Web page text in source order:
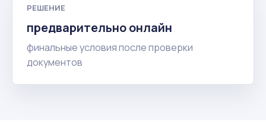
РЕШЕНИЕ
предварительно онлайн
финальные условия после проверки
документов